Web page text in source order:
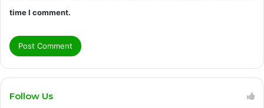
time I comment.
Follow Us